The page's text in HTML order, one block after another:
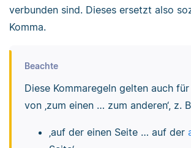
verbunden sind. Dieses ersetzt also
Komma.
Beachte
Diese Kommaregeln gelten auch
von ‚zum einen … zum anderen‘, z.
‚auf der einen Seite … auf der